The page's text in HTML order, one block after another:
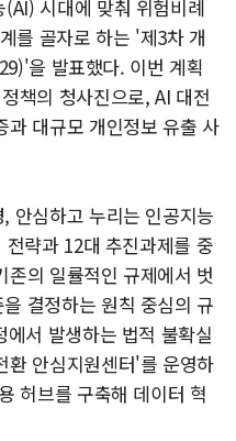
시대에 맞춰 위험비례
를 골자로 하는 '제3차 개
을 발표했다. 이번 계획
책의 청사진으로, AI 대전
과 대규모 개인정보 유출 사
안심하고 누리는 인공지능
략과 12대 추진과제를 중
의 일률적인 규제에서 벗
결정하는 원칙 중심의 규
서 발생하는 법적 불확실
환 안심지원센터'를 운영하
허브를 구축해 데이터 혁